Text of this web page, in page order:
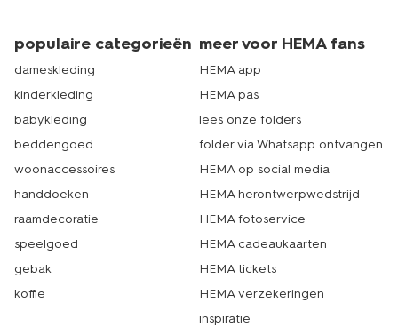
populaire categorieën
dameskleding
kinderkleding
babykleding
beddengoed
woonaccessoires
handdoeken
raamdecoratie
speelgoed
gebak
koffie
meer voor HEMA fans
HEMA app
HEMA pas
lees onze folders
folder via Whatsapp ontvangen
HEMA op social media
HEMA herontwerpwedstrijd
HEMA fotoservice
HEMA cadeaukaarten
HEMA tickets
HEMA verzekeringen
inspiratie